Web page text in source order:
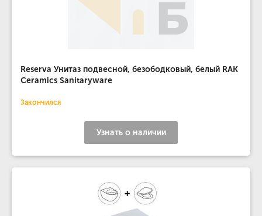
Reserva Унитаз подвесной, безободковый, белый RAK
Ceramics Sanitaryware
Закончился
Узнать о наличии